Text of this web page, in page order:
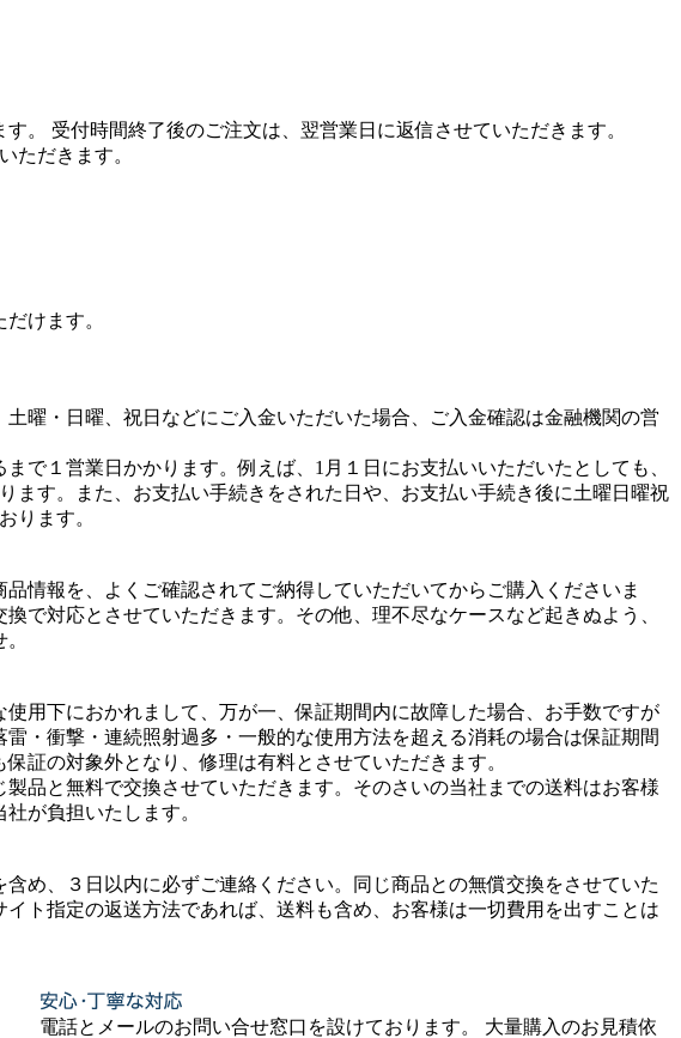
。 受付時間終了後のご注文は、翌営業日に返信させていただきます。
ただきます。
けます。
曜・日曜、祝日などにご入金いただいた場合、ご入金確認は金融機関の営
で１営業日かかります。例えば、1月１日にお支払いいただいたとしても、
す。また、お支払い手続きをされた日や、お支払い手続き後に土曜日曜祝
ります。
情報を、よくご確認されてご納得していただいてからご購入くださいま
で対応とさせていただきます。その他、理不尽なケースなど起きぬよう、
用下におかれまして、万が一、保証期間内に故障した場合、お手数ですが
・衝撃・連続照射過多・一般的な使用方法を超える消耗の場合は保証期間
証の対象外となり、修理は有料とさせていただきます。
品と無料で交換させていただきます。そのさいの当社までの送料はお客様
が負担いたします。
め、３日以内に必ずご連絡ください。同じ商品との無償交換をさせていた
ト指定の返送方法であれば、送料も含め、お客様は一切費用を出すことは
電話とメールのお問い合せ窓口を設けております。 大量購入のお見積依